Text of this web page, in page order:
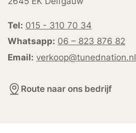
Tel: 015 - 310 70 34
Whatsapp: 06 – 823 876 82
Email: verkoop@tunednation.nl
Route naar ons bedrijf